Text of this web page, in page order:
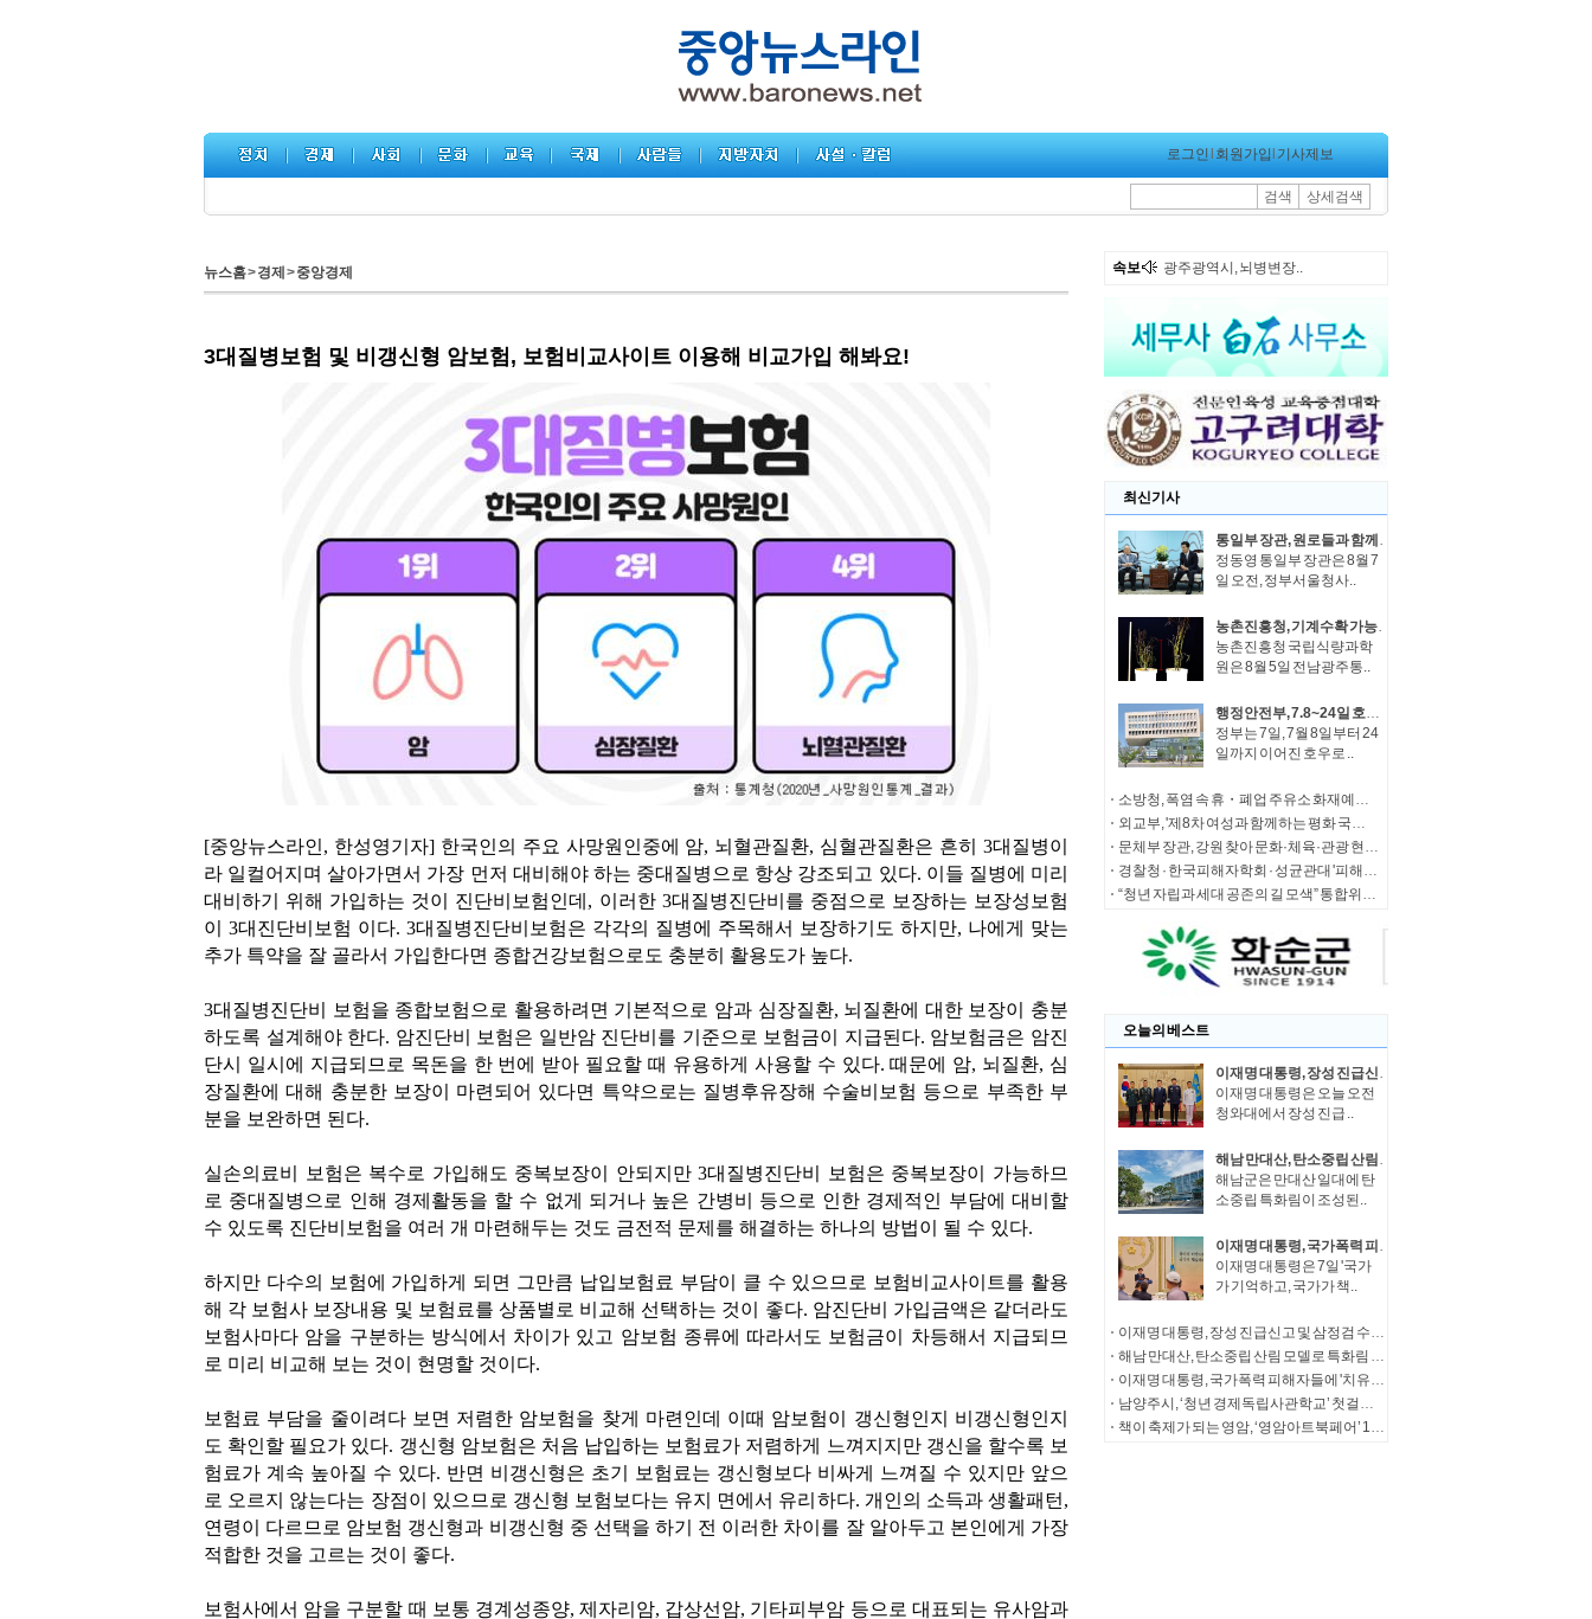
로그인 회원가입 기사제보
검색 상세검색
뉴스홈>경제 >중앙경제 속보 광주광역시, 뇌병변장..
최신기사
통일부 장관, 원로들과 함께 '한반도 평화공존 발전구상' 공감대 형성 방안 논의
정동영 통일부 장관은 8월 7
일 오전, 정부서울청사..
농촌진흥청, 기계수확 가능한 녹두 새 품종 '채흔' 현장 평가회
농촌진흥청 국립식량과학
원은 8월 5일 전남광주통..
행정안전부, 7.8~24일 호우 피해 특별재난지역 선포
정부는 7일, 7월 8일부터 24
일까지 이어진 호우로 ..
소방청, 폭염 속 휴・폐업 주유소 화재예방에 총력
외교부, '제8차 여성과 함께하는 평화 국제회의' 청년 서포터즈 모집
문체부 장관, 강원 찾아 문화·체육·관광 현장 소통 나서
경찰청 · 한국피해자학회 · 성균관대 '피해자 중심 사법개혁' 학술대회 개최
“청년 자립과 세대 공존의 길 모색” 통합위, '세대상생 자산 특별위원회' 출범
오늘의 베스트
이재명 대통령, 장성 진급신고 및 삼정검 수치수여
이재명 대통령은 오늘 오전
청와대에서 장성 진급 ..
해남 만대산, 탄소중립 산림 모델로 특화림 조성
해남군은 만대산 일대에 탄
소중립 특화림이 조성된..
이재명 대통령, 국가폭력 피해자들에 '치유와 명예 회복' 정부 의지 전달
이재명 대통령은 7일 '국가
가 기억하고, 국가가 책..
이재명 대통령, 장성 진급신고 및 삼정검 수치수여
해남 만대산, 탄소중립 산림 모델로 특화림 조성
이재명 대통령, 국가폭력 피해자들에 '치유와 명예 회복' 정부 의지 전달
남양주시, ‘청년 경제독립사관학교’ 첫걸음… 청년창업가 자산성장 아카데미 참여자 모집
책이 축제가 되는 영암, ‘영암아트북페어’ 14일 개막